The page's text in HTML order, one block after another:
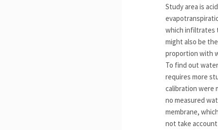
Study area is
which infiltrates
might also be
proportion with
To find out
requires more
calibration were
no measured
membrane,
not take